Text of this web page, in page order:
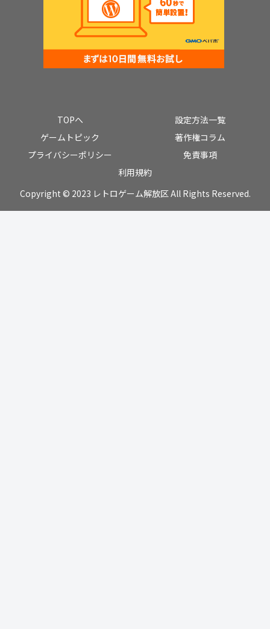
TOPへ
設定方法一覧
ゲームトピック
著作権コラム
プライバシーポリシー
免責事項
利用規約
Copyright © 2023 レトロゲーム解放区 All Rights Reserved.